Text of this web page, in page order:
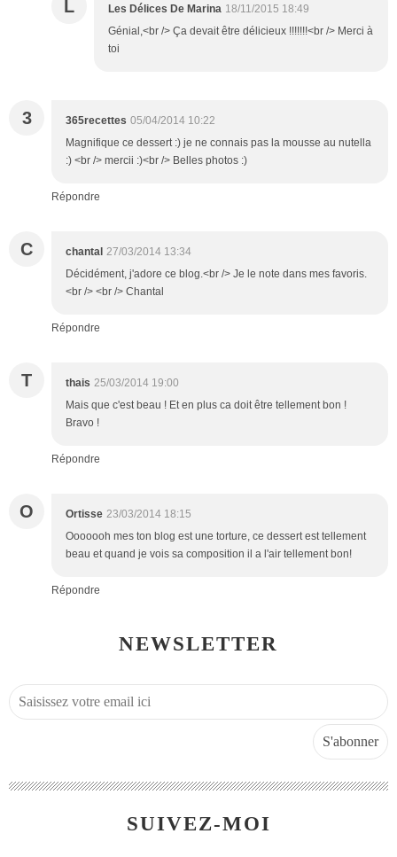
L Les Délices De Marina 18/11/2015 18:49
Génial,<br /> Ça devait être délicieux !!!!!!!<br /> Merci à
toi
3 365recettes 05/04/2014 10:22
Magnifique ce dessert :) je ne connais pas la mousse au nutella
:) <br /> mercii :)<br /> Belles photos :)
Répondre
C chantal 27/03/2014 13:34
Décidément, j'adore ce blog.<br /> Je le note dans mes favoris.
<br /> <br /> Chantal
Répondre
T thais 25/03/2014 19:00
Mais que c'est beau ! Et en plus ca doit être tellement bon !
Bravo !
Répondre
O Ortisse 23/03/2014 18:15
Ooooooh mes ton blog est une torture, ce dessert est tellement
beau et quand je vois sa composition il a l'air tellement bon!
Répondre
NEWSLETTER
SUIVEZ-MOI